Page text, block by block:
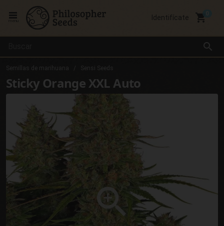
search
Identifícate local_grocery_store
Semillas de marihuana Sensi Seeds
Sticky Orange XXL Auto